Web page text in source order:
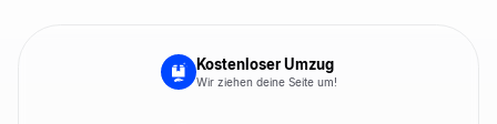
Kostenloser Umzug
Wir ziehen deine Seite um!